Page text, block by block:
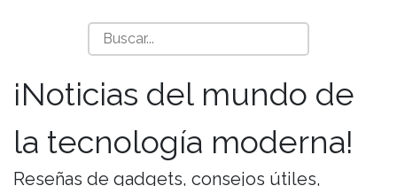
¡Noticias del mundo de
la tecnología moderna!
Reseñas de gadgets, consejos útiles,